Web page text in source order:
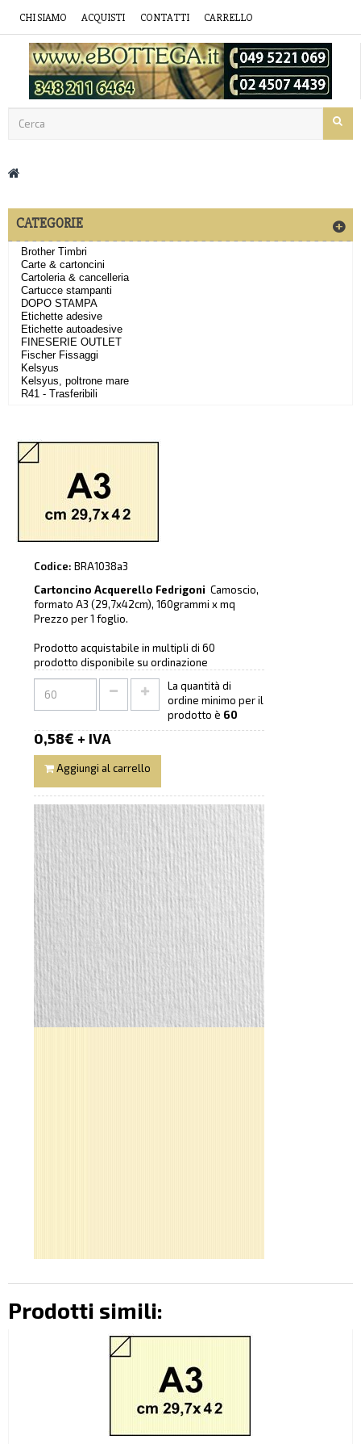
CHI SIAMO ACQUISTI CONTATTI CARRELLO
CATEGORIE
Brother Timbri
Carte & cartoncini
Cartoleria & cancelleria
Cartucce stampanti
DOPO STAMPA
Etichette adesive
Etichette autoadesive
FINESERIE OUTLET
Fischer Fissaggi
Kelsyus
Kelsyus, poltrone mare
R41 - Trasferibili
Codice: BRA1038a3
Cartoncino Acquerello Fedrigoni Camoscio,
formato A3 (29,7x42cm), 160grammi x mq
Prezzo per 1 foglio.
Prodotto acquistabile in multipli di 60
prodotto disponibile su ordinazione
La quantità di
ordine minimo per il
prodotto è 60
0,58€ + IVA
Aggiungi al carrello
Prodotti simili: